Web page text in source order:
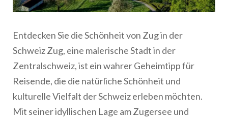
Entdecken Sie die Schönheit von Zug in der
Schweiz Zug, eine malerische Stadt in der
Zentralschweiz, ist ein wahrer Geheimtipp für
Reisende, die die natürliche Schönheit und
kulturelle Vielfalt der Schweiz erleben möchten.
Mit seiner idyllischen Lage am Zugersee und